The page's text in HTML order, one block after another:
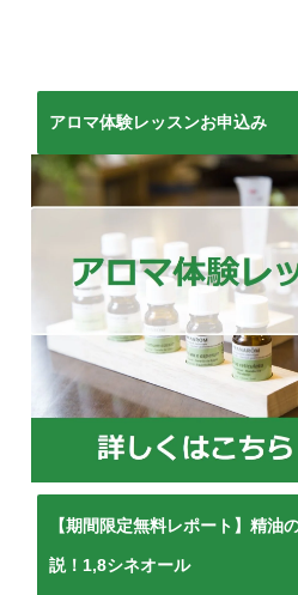
アロマ体験レッスンお申込み
【期間限定無料レポート】精油
説！1,8シネオール